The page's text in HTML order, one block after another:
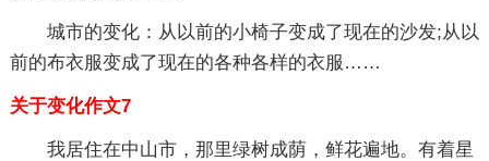
城市的变化：从以前的小椅子变成了现在的沙发;从以
前的布衣服变成了现在的各种各样的衣服……
关于变化作文7
我居住在中山市，那里绿树成荫，鲜花遍地。有着星